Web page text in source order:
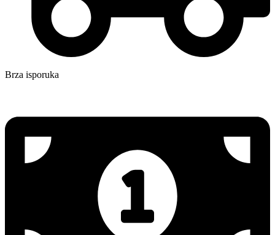
Brza isporuka